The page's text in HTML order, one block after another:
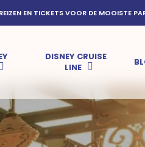
EN TICKETS VOOR DE MOOISTE
DISNEY CRUISE
LINE